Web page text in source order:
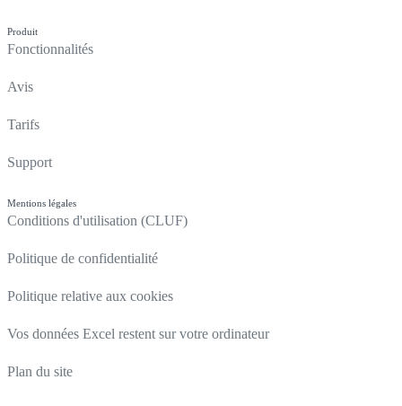
Produit
Fonctionnalités
Avis
Tarifs
Support
Mentions légales
Conditions d'utilisation (CLUF)
Politique de confidentialité
Politique relative aux cookies
Vos données Excel restent sur votre ordinateur
Plan du site